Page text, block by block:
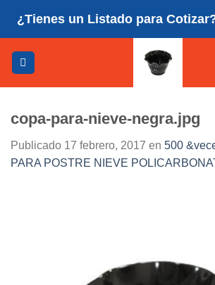
¿Tienes un Listado para
copa-para-nieve-negra.jpg
Publicado 17 febrero, 2017 en 500
PARA POSTRE NIEVE